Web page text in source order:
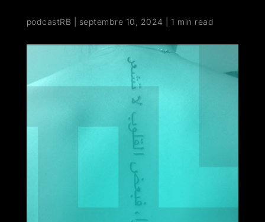
podcastRB septembre 10, 2024 1 min read